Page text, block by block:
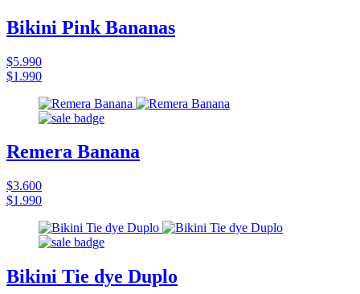
Bikini Pink Bananas
$5.990
$1.990
Remera Banana
$3.600
$1.990
Bikini Tie dye Duplo